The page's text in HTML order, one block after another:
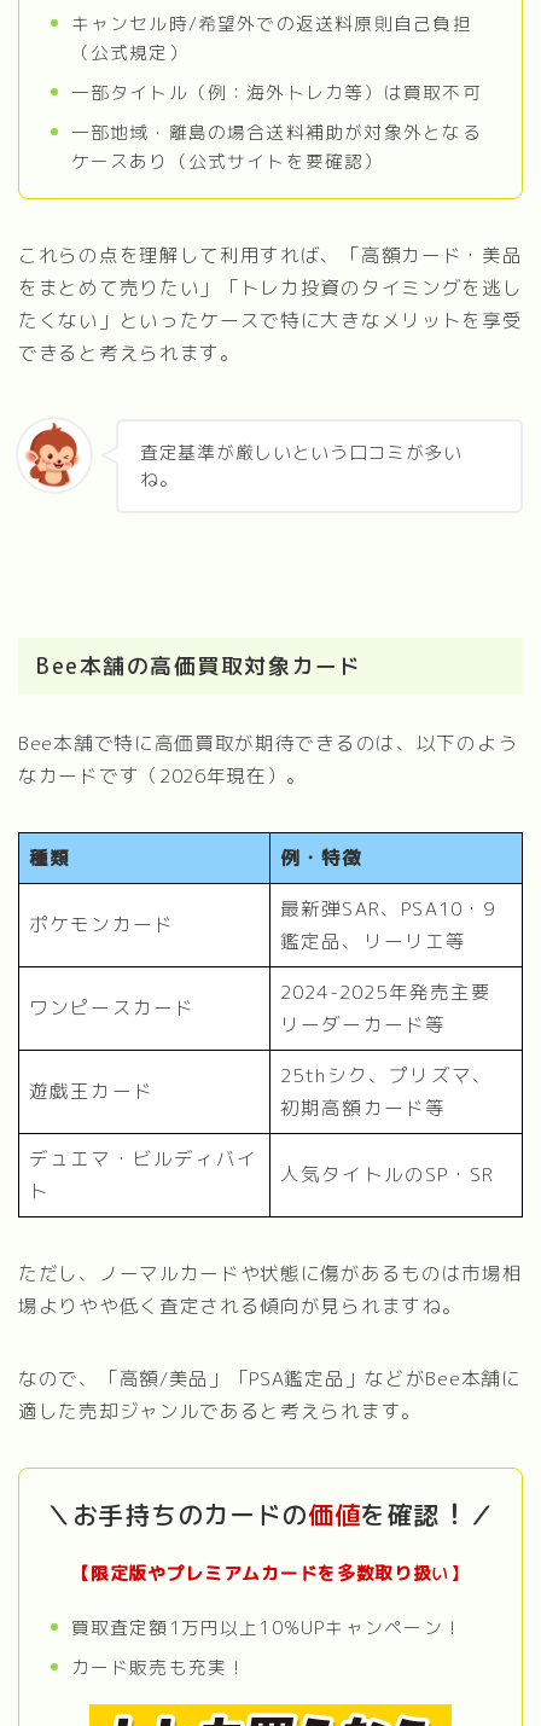
キャンセル時/希望外での返送料原則自己負担
（公式規定）
一部タイトル（例：海外トレカ等）は買取不可
一部地域・離島の場合送料補助が対象外となる
ケースあり（公式サイトを要確認）
これらの点を理解して利用すれば、「高額カード・美品
をまとめて売りたい」「トレカ投資のタイミングを逃し
たくない」といったケースで特に大きなメリットを享受
できると考えられます。
査定基準が厳しいという口コミが多い
ね。
Bee本舗の高価買取対象カード
Bee本舗で特に高価買取が期待できるのは、以下のよう
なカードです（2026年現在）。
種類 例・特徴
ポケモンカード
最新弾SAR、PSA10・9
鑑定品、リーリエ等
ワンピースカード
2024-2025年発売主要
リーダーカード等
遊戯王カード
25thシク、プリズマ、
初期高額カード等
デュエマ・ビルディバイ
ト
人気タイトルのSP・SR
ただし、ノーマルカードや状態に傷があるものは市場相
場よりやや低く査定される傾向が見られますね。
なので、「高額/美品」「PSA鑑定品」などがBee本舗に
適した売却ジャンルであると考えられます。
＼お手持ちのカードの価値を確認 ！ ／
【限定版やプレミアムカードを多数取り扱い 】
買取査定額1万円以上10%UPキャンペーン！
カード販売も充実！